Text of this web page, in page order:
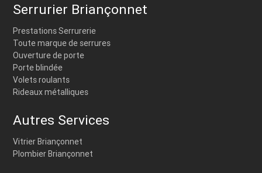
Serrurier Briançonnet
Prestations Serrurerie
Toute marque de serrures
Ouverture de porte
Porte blindée
Volets roulants
Rideaux métalliques
Autres Services
Vitrier Briançonnet
Plombier Briançonnet